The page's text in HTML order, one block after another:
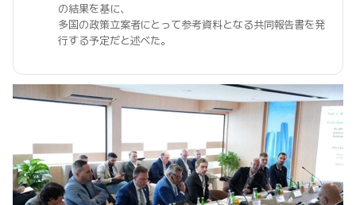
の結果を基に、
多国の政策立案者にとって参考資料となる共同報告書を発
行する予定だと述べた。